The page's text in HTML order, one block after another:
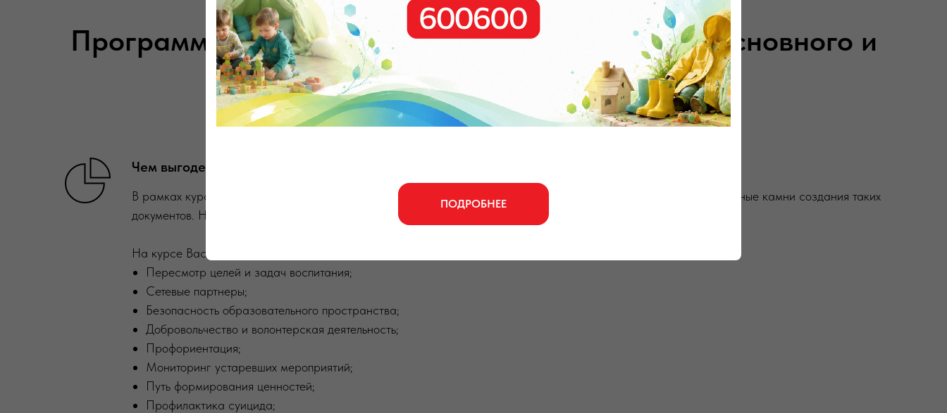
ПОДРОБНЕЕ
Программа воспитания на уровнях начального, основного и
среднего общего образования
Чем выгоден, что содержит:
В рамках курса мы рассматриваем несколько готовых рабочих программ, календарные планы и изучаем подводные камни создания таких
документов. На выходе у Вас будет готовая программа воспиатния.
На курсе Вас ждут подробные инструкции по разделам программы:
Пересмотр целей и задач воспитания;
Сетевые партнеры;
Безопасность образовательного пространства;
Добровольчество и волонтерская деятельность;
Профориентация;
Мониторинг устаревших мероприятий;
Путь формирования ценностей;
Профилактика суицида;